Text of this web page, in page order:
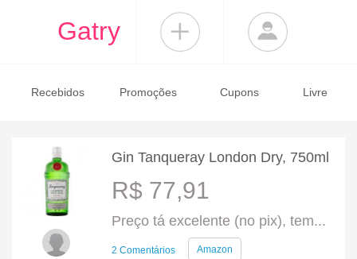
Gatry
Recebidos Promoções Cupons Livre
Gin Tanqueray London Dry, 750ml
R$ 77,91
Preço tá excelente (no pix), tem...
2 Comentários Amazon